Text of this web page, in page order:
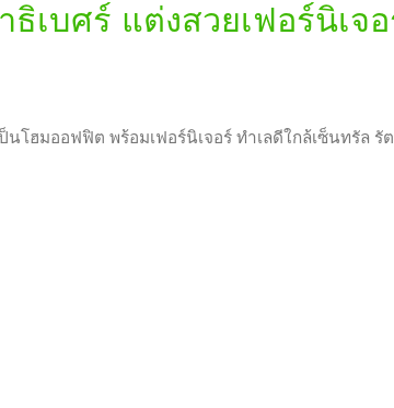
เบศร์ แต่งสวยเฟอร์นิเจ
โฮมออฟฟิต พร้อมเฟอร์นิเจอร์ ทำเลดีใกล้เซ็นทรัล รั